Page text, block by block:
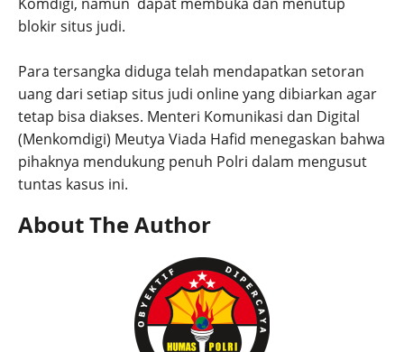
blokir situs judi.
Para tersangka diduga telah mendapatkan setoran
uang dari setiap situs judi online yang dibiarkan agar
tetap bisa diakses. Menteri Komunikasi dan Digital
(Menkomdigi) Meutya Viada Hafid menegaskan bahwa
pihaknya mendukung penuh Polri dalam mengusut
tuntas kasus ini.
About The Author